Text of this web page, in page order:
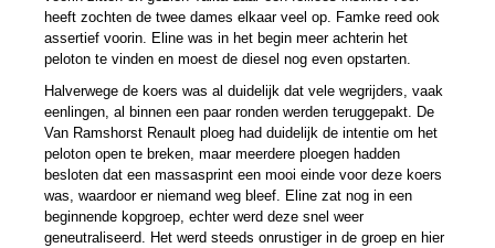
heeft zochten de twee dames elkaar veel op. Famke reed ook
assertief voorin. Eline was in het begin meer achterin het
peloton te vinden en moest de diesel nog even opstarten.
Halverwege de koers was al duidelijk dat vele wegrijders, vaak
eenlingen, al binnen een paar ronden werden teruggepakt. De
Van Ramshorst Renault ploeg had duidelijk de intentie om het
peloton open te breken, maar meerdere ploegen hadden
besloten dat een massasprint een mooi einde voor deze koers
was, waardoor er niemand weg bleef. Eline zat nog in een
beginnende kopgroep, echter werd deze snel weer
geneutraliseerd. Het werd steeds onrustiger in de groep en hier